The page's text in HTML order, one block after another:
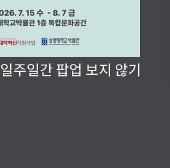
일주일간 팝업 보지 않기